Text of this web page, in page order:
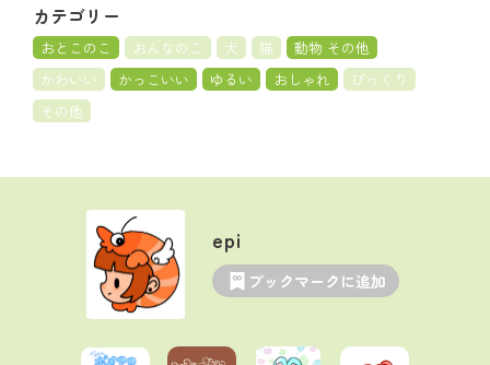
カテゴリー
おとこのこ おんなのこ 犬 猫
動物 その他
かわいい
かっこいい ゆるい おしゃれ
びっくり
その他
epi
ブックマークに追加